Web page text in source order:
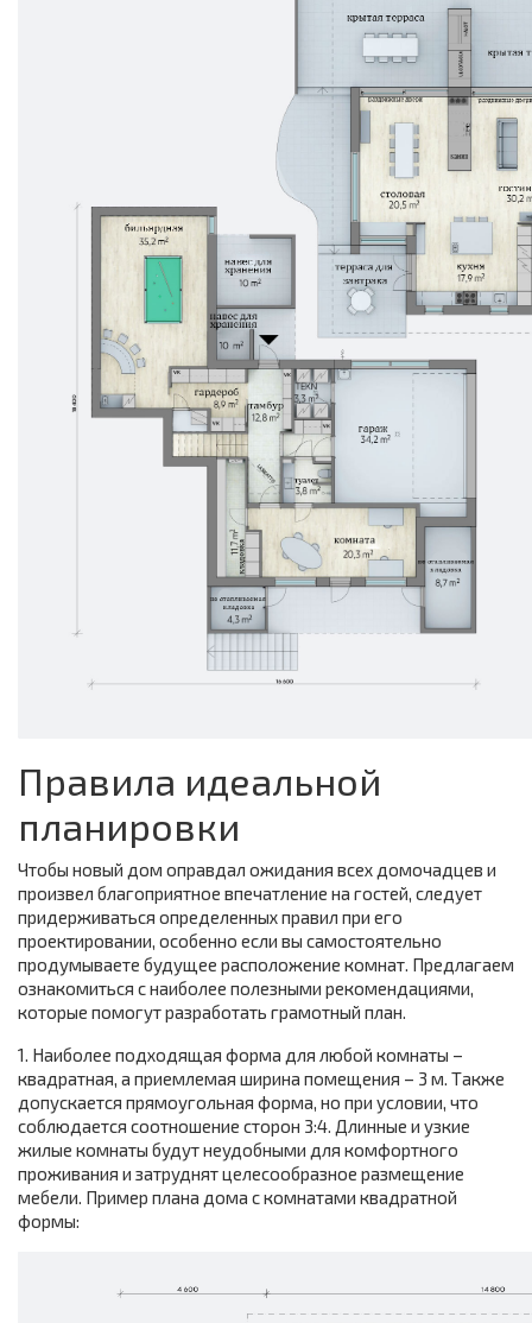
Правила идеальной
планировки
Чтобы новый дом оправдал ожидания всех домочадцев и
произвел благоприятное впечатление на гостей, следует
придерживаться определенных правил при его
проектировании, особенно если вы самостоятельно
продумываете будущее расположение комнат. Предлагаем
ознакомиться с наиболее полезными рекомендациями,
которые помогут разработать грамотный план.
1. Наиболее подходящая форма для любой комнаты –
квадратная, а приемлемая ширина помещения – 3 м. Также
допускается прямоугольная форма, но при условии, что
соблюдается соотношение сторон 3:4. Длинные и узкие
жилые комнаты будут неудобными для комфортного
проживания и затруднят целесообразное размещение
мебели. Пример плана дома с комнатами квадратной
формы: